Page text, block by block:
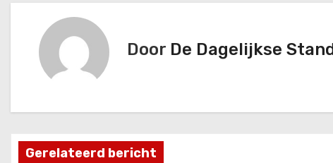
t
n
Door De Dagelijkse
Gerelateerd bericht